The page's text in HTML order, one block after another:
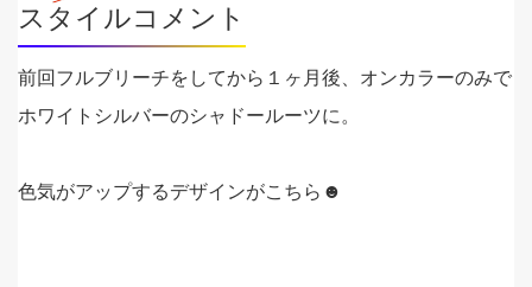
スタイルコメント
前回フルブリーチをしてから１ヶ月後、オンカラーのみで
ホワイトシルバーのシャドールーツに。
色気がアップするデザインがこちら☻